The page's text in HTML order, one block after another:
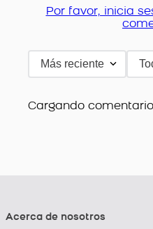
Por favor, inicia
Más reciente
Cargando
Acerca de nosotros